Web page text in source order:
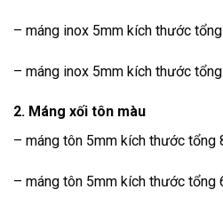
– máng inox 5mm kích thước
– máng inox 5mm kích thước
2. Máng xối tôn màu
– máng tôn 5mm kích thước tổng
– máng tôn 5mm kích thước tổng